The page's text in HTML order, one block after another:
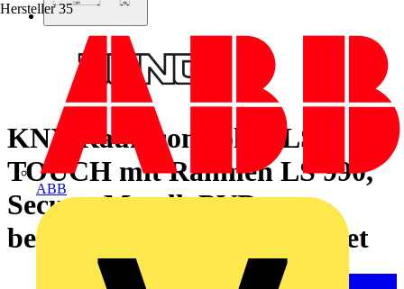
Hersteller 35
ABB
KNX Raumcontroller LS
TOUCH mit Rahmen LS 990,
Secure, Metall, PVD-
beschichtet, Bronze gebürstet